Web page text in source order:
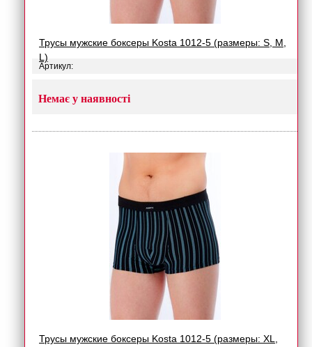
Трусы мужские боксеры Kosta 1012-5 (размеры: S, M,
L)
Артикул:
Немає у наявності
Трусы мужские боксеры Kosta 1012-5 (размеры: XL,